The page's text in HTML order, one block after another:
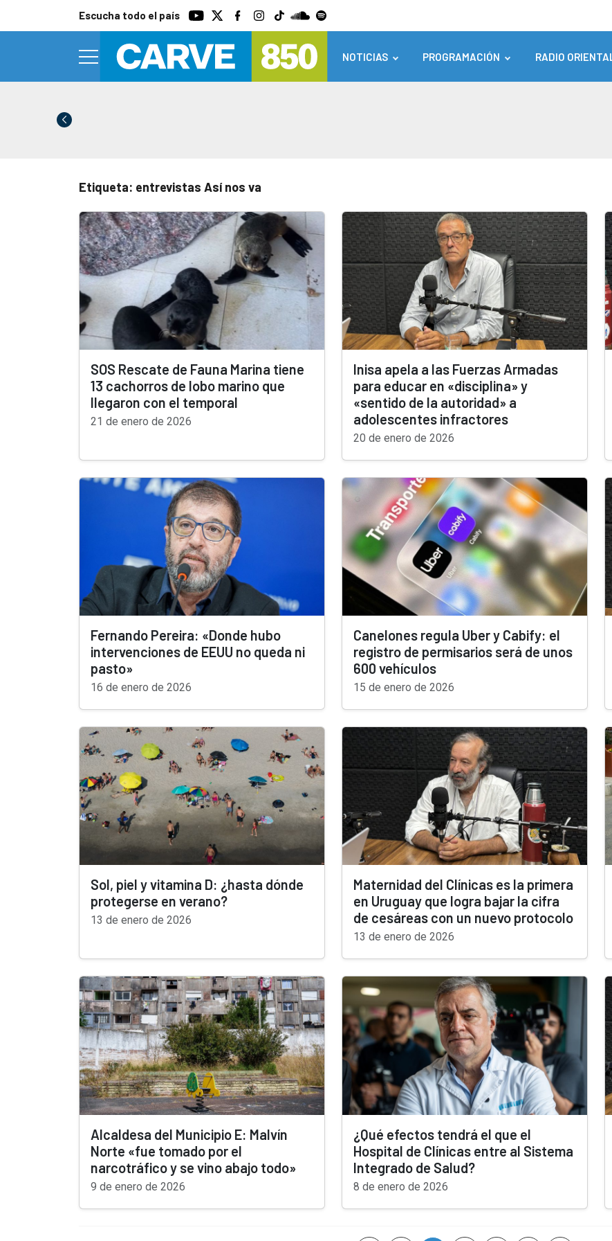
Escucha todo el país
NOTICIAS PROGRAMACIÓN RADIO ORIENTAL
Etiqueta: entrevistas Así nos va
SOS Rescate de Fauna Marina tiene
13 cachorros de lobo marino que
llegaron con el temporal
21 de enero de 2026
Inisa apela a las Fuerzas Armadas
para educar en «disciplina» y
«sentido de la autoridad» a
adolescentes infractores
20 de enero de 2026
Fernando Pereira: «Donde hubo
intervenciones de EEUU no queda ni
pasto»
16 de enero de 2026
Canelones regula Uber y Cabify: el
registro de permisarios será de unos
600 vehículos
15 de enero de 2026
Sol, piel y vitamina D: ¿hasta dónde
protegerse en verano?
13 de enero de 2026
Maternidad del Clínicas es la primera
en Uruguay que logra bajar la cifra
de cesáreas con un nuevo protocolo
13 de enero de 2026
Alcaldesa del Municipio E: Malvín
Norte «fue tomado por el
narcotráfico y se vino abajo todo»
9 de enero de 2026
¿Qué efectos tendrá el que el
Hospital de Clínicas entre al Sistema
Integrado de Salud?
8 de enero de 2026